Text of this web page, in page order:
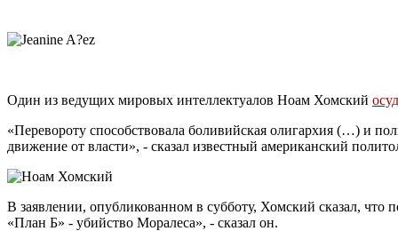
Один из ведущих мировых интеллектуалов Ноам Хомский
«Перевороту способствовала боливийская олигархия (…) и
движение от власти», - сказал известный американский
В заявлении, опубликованном в субботу, Хомский сказал,
«План Б» - убийство Моралеса», - сказал он.